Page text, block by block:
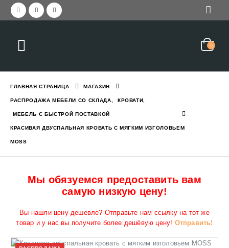
ГЛАВНАЯ СТРАНИЦА МАГАЗИН
РАСПРОДАЖА МЕБЕЛИ СО СКЛАДА КРОВАТИ
МЕБЕЛЬ С БЫСТРОЙ ПОСТАВКОЙ
КРАСИВАЯ ДВУСПАЛЬНАЯ КРОВАТЬ С МЯГКИМ ИЗГОЛОВЬЕМ
MOSS
Мы обязуемся предоставить вам
самую низкую цену!
Вы нашли цену дешевле? Отправьте нам ссылку на тот же
товар и у нас вы получите более дешёвую цену! Отправить!
вешалкой и зеркалом GREEN
ящиком и полками EVEREST L
Красивая прихожая с
1,550
7,784₪ 6,290₪